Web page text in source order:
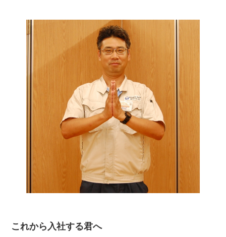
これから入社する君へ